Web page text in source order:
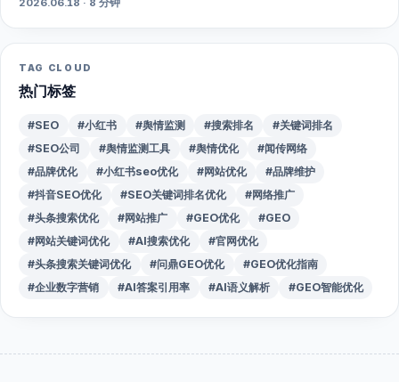
2026.06.18 · 8 分钟
TAG CLOUD
热门标签
#SEO #小红书 #舆情监测 #搜索排名
#关键词排名
#SEO公司
#舆情监测工具 #舆情优化
#闻传网络
#品牌优化
#小红书seo优化 #网站优化
#品牌维护
#抖音SEO优化
#SEO关键词排名优化
#网络推广
#头条搜索优化
#网站推广 #GEO优化
#GEO
#网站关键词优化
#AI搜索优化
#官网优化
#头条搜索关键词优化
#问鼎GEO优化
#GEO优化指南
#企业数字营销
#AI答案引用率 #AI语义解析 #GEO智能优化